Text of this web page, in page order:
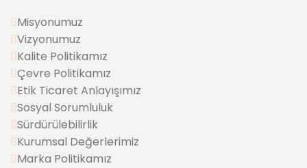
Misyonumuz
Vizyonumuz
Kalite Politikamız
Çevre Politikamız
Etik Ticaret Anlayışımız
Sosyal Sorumluluk
Sürdürülebilirlik
Kurumsal Değerlerimiz
Marka Politikamız